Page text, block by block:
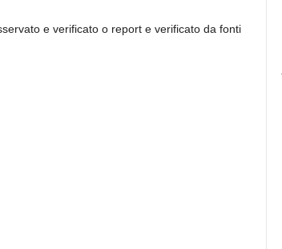
e verificato o report e verificato da fonti